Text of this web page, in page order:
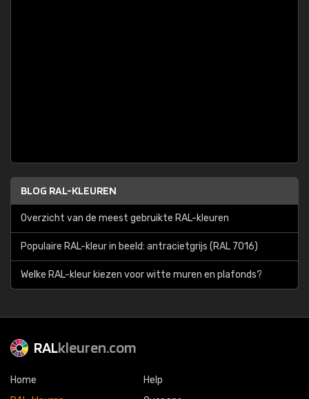
BLOG RAL-KLEUREN
Overzicht van de meest gebruikte RAL-kleuren
Populaire RAL-kleur in beeld: antracietgrijs (RAL 7016)
Welke RAL-kleur kiezen voor witte muren en plafonds?
RALkleuren.com
Home
Help